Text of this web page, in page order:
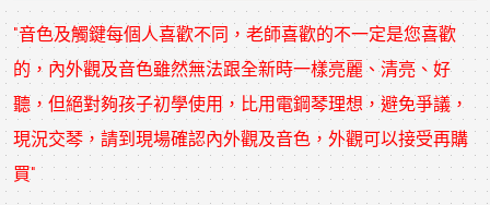
"音色及觸鍵每個人喜歡不同，老師喜歡的不一定是您喜歡
的，內外觀及音色雖然無法跟全新時一樣亮麗、清亮、好
聽，但絕對夠孩子初學使用，比用電鋼琴理想，避免爭議，
現況交琴，請到現場確認內外觀及音色，外觀可以接受再購
買"